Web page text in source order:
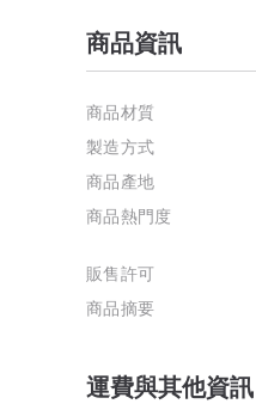
商品資訊
商品材質
製造方式
商品產地
商品熱門度
販售許可
商品摘要
運費與其他資訊